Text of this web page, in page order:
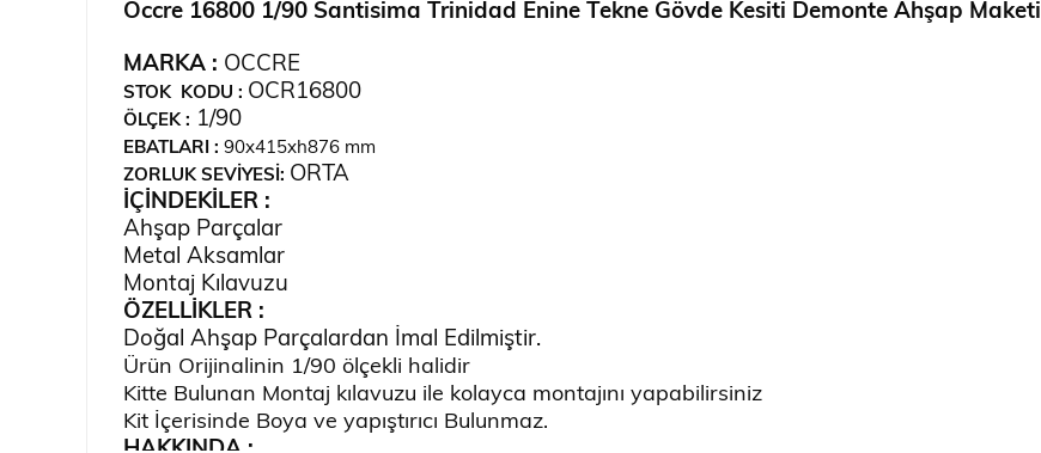
Occre 16800 1/90 Santisima Trinidad Enine Tekne Gövde Kesiti Demonte Ahşap Maketi
MARKA : OCCRE
STOK KODU : OCR16800
ÖLÇEK : 1/90
EBATLARI : 90x415xh876 mm
ZORLUK SEVİYESİ: ORTA
İÇİNDEKİLER :
Ahşap Parçalar
Metal Aksamlar
Montaj Kılavuzu
ÖZELLİKLER :
Doğal Ahşap Parçalardan İmal Edilmiştir.
Ürün Orijinalinin 1/90 ölçekli halidir
Kitte Bulunan Montaj kılavuzu ile kolayca montajını yapabilirsiniz
Kit İçerisinde Boya ve yapıştırıcı Bulunmaz.